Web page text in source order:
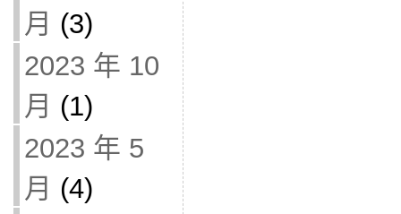
月 (3)
2023 年 10
月 (1)
2023 年 5
月 (4)